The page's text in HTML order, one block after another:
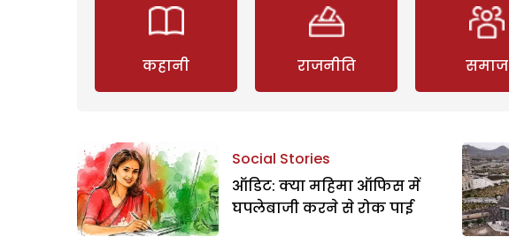
कहानी राजनीति समाज
Social Stories
ऑडिट: क्या महिमा ऑफिस में
घपलेबाजी करने से रोक पाई